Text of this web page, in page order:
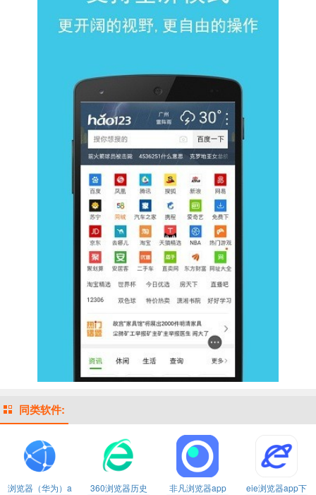
同类软件:
浏览器（华为）a
360浏览器历史
非凡浏览器app
eie浏览器app下